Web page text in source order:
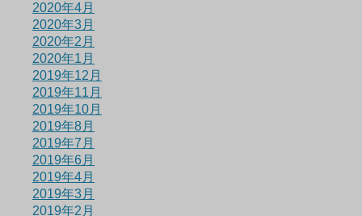
2020年4月
2020年3月
2020年2月
2020年1月
2019年12月
2019年11月
2019年10月
2019年8月
2019年7月
2019年6月
2019年4月
2019年3月
2019年2月